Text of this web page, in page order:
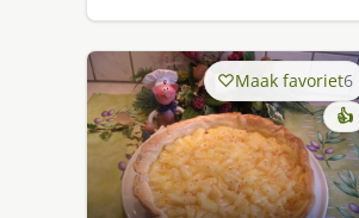
Maak favoriet6
👍